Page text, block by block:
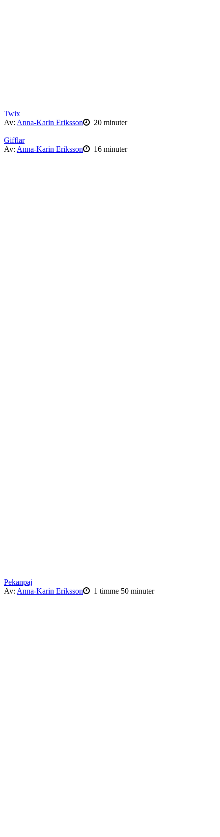
Twix
Av: Anna-Karin Eriksson 20 minuter
Gifflar
Av: Anna-Karin Eriksson 16 minuter
Pekanpaj
Av: Anna-Karin Eriksson 1 timme 50 minuter